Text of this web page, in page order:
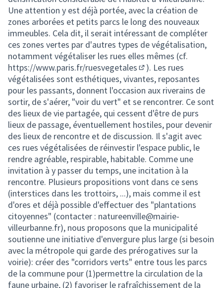
Une attention y est déjà portée, avec la création de
zones arborées et petits parcs le long des nouveaux
immeubles. Cela dit, il serait intéressant de compléter
ces zones vertes par d'autres types de végétalisation,
notamment végétaliser les rues elles mêmes (cf.
https://www.paris.fr/ruesvegetales
(Lien externe)
). Les rues
végétalisées sont esthétiques, vivantes, reposantes
pour les passants, donnent l'occasion aux riverains de
sortir, de s'aérer, "voir du vert" et se rencontrer. Ce sont
des lieux de vie partagée, qui cessent d'être de purs
lieux de passage, éventuellement hostiles, pour devenir
des lieux de rencontre et de discussion. Il s'agit avec
ces rues végétalisées de réinvestir l'espace public, le
rendre agréable, respirable, habitable. Comme une
invitation à y passer du temps, une incitation à la
rencontre. Plusieurs propositions vont dans ce sens
(interstices dans les trottoirs, ...), mais comme il est
d'ores et déjà possible d'effectuer des "plantations
citoyennes" (contacter : natureenville@mairie-
villeurbanne.fr), nous proposons que la municipalité
soutienne une initiative d'envergure plus large (si besoin
avec la métropole qui garde des prérogatives sur la
voirie): créer des "corridors verts" entre tous les parcs
de la commune pour (1)permettre la circulation de la
faune urbaine, (2) favoriser le rafraîchissement de la